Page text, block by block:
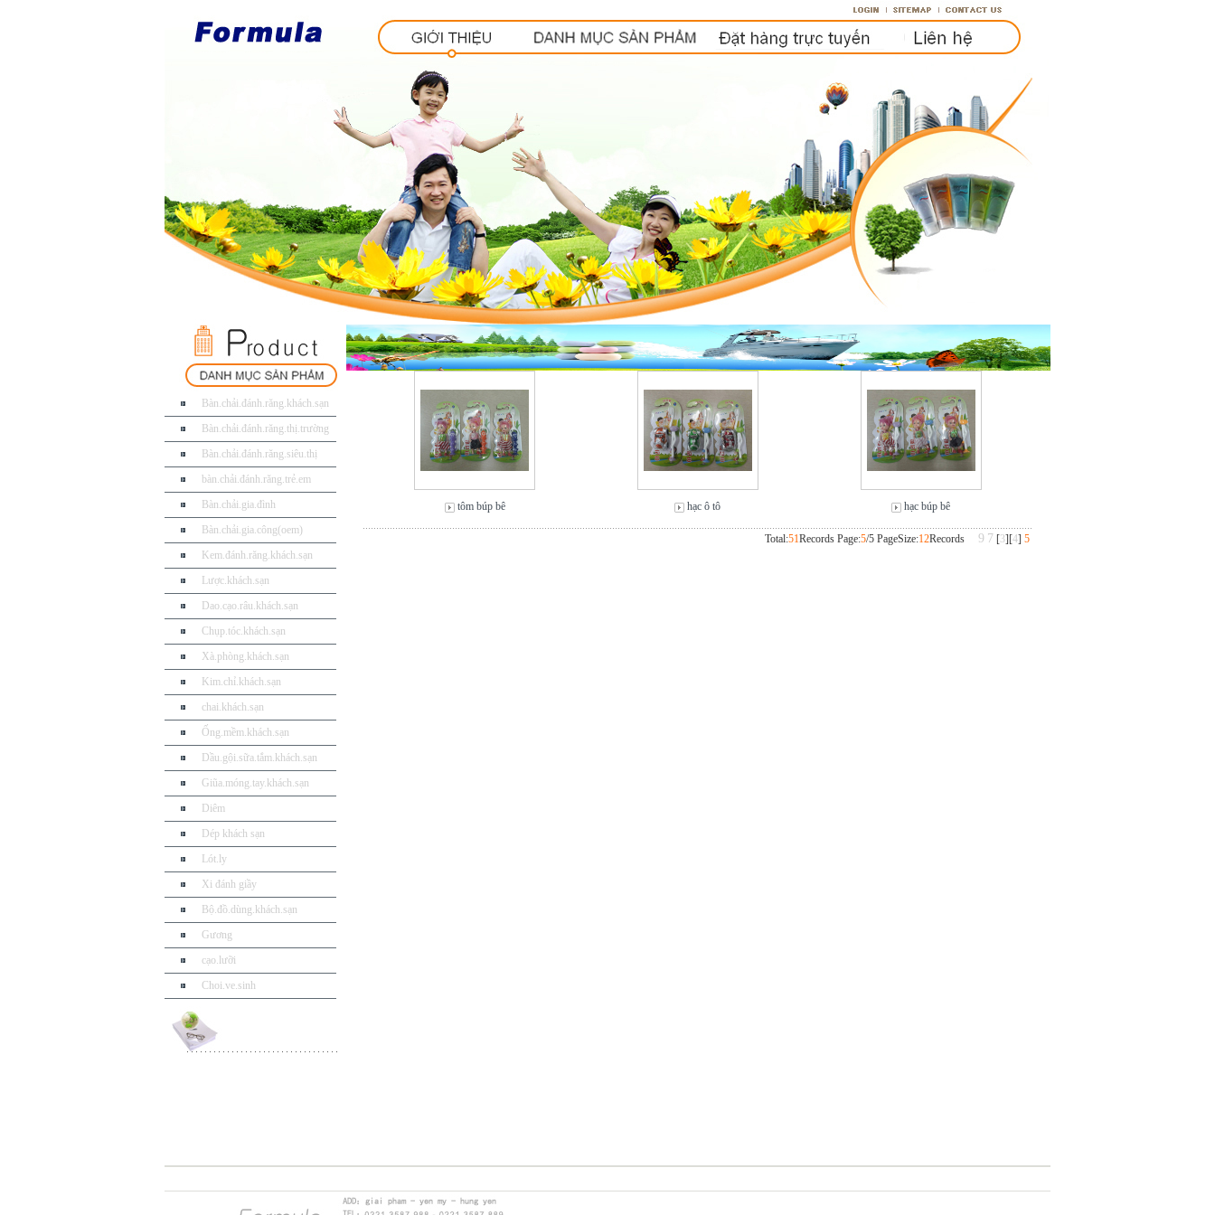
tôm búp bê hạc ô tô hạc búp bê
Total:51Records Page:5/5 PageSize:12Records 9 7 [3][4] 5
Bàn.chải.đánh.răng.khách.sạn
Bàn.chải.đánh.răng.thị.trường
Bàn.chải.đánh.răng.siêu.thị
bàn.chải.đánh.răng.trẻ.em
Bàn.chải.gia.đình
Bàn.chải.gia.công(oem)
Kem.đánh.răng.khách.sạn
Lược.khách.sạn
Dao.cạo.râu.khách.sạn
Chụp.tóc.khách.sạn
Xà.phòng.khách.sạn
Kim.chỉ.khách.sạn
chai.khách.sạn
Ống.mềm.khách.sạn
Dầu.gội.sữa.tắm.khách.sạn
Giũa.móng.tay.khách.sạn
Diêm
Dép khách sạn
Lót.ly
Xi đánh giầy
Bộ.đồ.dùng.khách.sạn
Gương
cạo.lưỡi
Choi.ve.sinh